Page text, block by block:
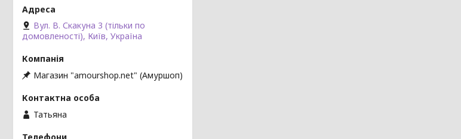
Вул. В. Скакуна 3 (тільки по
домовленості), Київ, Україна
Магазин "amourshop.net" (Амуршоп)
Татьяна